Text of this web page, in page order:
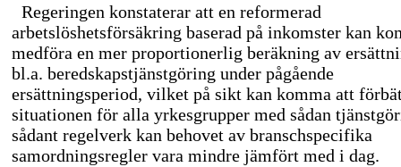
Regeringen konstaterar att en reformerad
arbetslöshetsförsäkring baserad på inkomster kan
medföra en mer proportionerlig beräkning av
bl.a. beredskapstjänstgöring under pågående
ersättningsperiod, vilket på sikt kan komma att
situationen för alla yrkesgrupper med sådan
sådant regelverk kan behovet av branschspecifika
samordningsregler vara mindre jämfört med i dag.